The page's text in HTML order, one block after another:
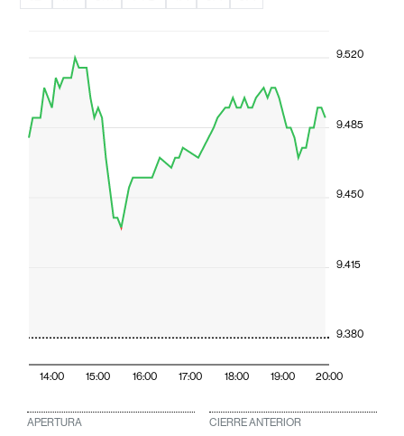
14:00 15:00 16:00 17:00 18:00 19:00 20:00
9.380
9.415
9.450
9.485
9.520
APERTURA CIERRE ANTERIOR